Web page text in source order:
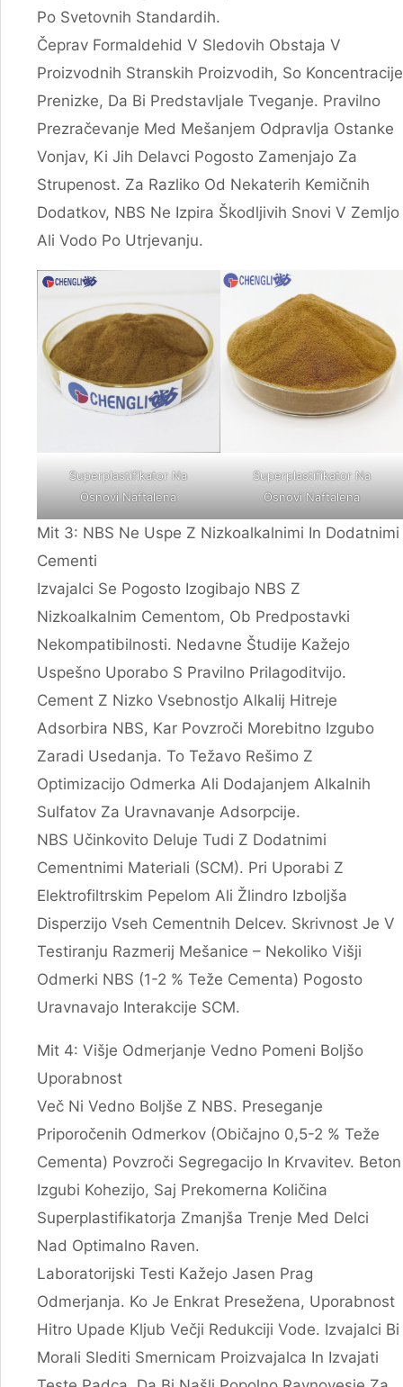
Po Svetovnih Standardih.
Čeprav Formaldehid V Sledovih Obstaja V
Proizvodnih Stranskih Proizvodih, So Koncentracije
Prenizke, Da Bi Predstavljale Tveganje. Pravilno
Prezračevanje Med Mešanjem Odpravlja Ostanke
Vonjav, Ki Jih Delavci Pogosto Zamenjajo Za
Strupenost. Za Razliko Od Nekaterih Kemičnih
Dodatkov, NBS Ne Izpira Škodljivih Snovi V Zemljo
Ali Vodo Po Utrjevanju.
Superplastifikator Na
Osnovi Naftalena
Superplastifikator Na
Osnovi Naftalena
Mit 3: NBS Ne Uspe Z Nizkoalkalnimi In Dodatnimi
Cementi
Izvajalci Se Pogosto Izogibajo NBS Z
Nizkoalkalnim Cementom, Ob Predpostavki
Nekompatibilnosti. Nedavne Študije Kažejo
Uspešno Uporabo S Pravilno Prilagoditvijo.
Cement Z Nizko Vsebnostjo Alkalij Hitreje
Adsorbira NBS, Kar Povzroči Morebitno Izgubo
Zaradi Usedanja. To Težavo Rešimo Z
Optimizacijo Odmerka Ali Dodajanjem Alkalnih
Sulfatov Za Uravnavanje Adsorpcije.
NBS Učinkovito Deluje Tudi Z Dodatnimi
Cementnimi Materiali (SCM). Pri Uporabi Z
Elektrofiltrskim Pepelom Ali Žlindro Izboljša
Disperzijo Vseh Cementnih Delcev. Skrivnost Je V
Testiranju Razmerij Mešanice – Nekoliko Višji
Odmerki NBS (1-2 % Teže Cementa) Pogosto
Uravnavajo Interakcije SCM.
Mit 4: Višje Odmerjanje Vedno Pomeni Boljšo
Uporabnost
Več Ni Vedno Boljše Z NBS. Preseganje
Priporočenih Odmerkov (običajno 0,5-2 % Teže
Cementa) Povzroči Segregacijo In Krvavitev. Beton
Izgubi Kohezijo, Saj Prekomerna Količina
Superplastifikatorja Zmanjša Trenje Med Delci
Nad Optimalno Raven.
Laboratorijski Testi Kažejo Jasen Prag
Odmerjanja. Ko Je Enkrat Presežena, Uporabnost
Hitro Upade Kljub Večji Redukciji Vode. Izvajalci Bi
Morali Slediti Smernicam Proizvajalca In Izvajati